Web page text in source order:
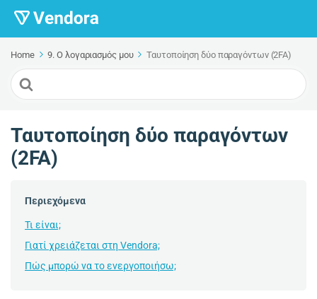
Home 9. Ο λογαριασμός μου Ταυτοποίηση δύο παραγόντων (2FA)
Search
For
Ταυτοποίηση δύο παραγόντων
(2FA)
Περιεχόμενα
Τι είναι;
Γιατί χρειάζεται στη Vendora;
Πώς μπορώ να το ενεργοποιήσω;